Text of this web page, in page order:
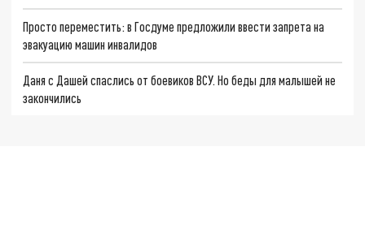
Просто переместить: в Госдуме предложили ввести запрета на
эвакуацию машин инвалидов
Даня с Дашей спаслись от боевиков ВСУ. Но беды для малышей не
закончились